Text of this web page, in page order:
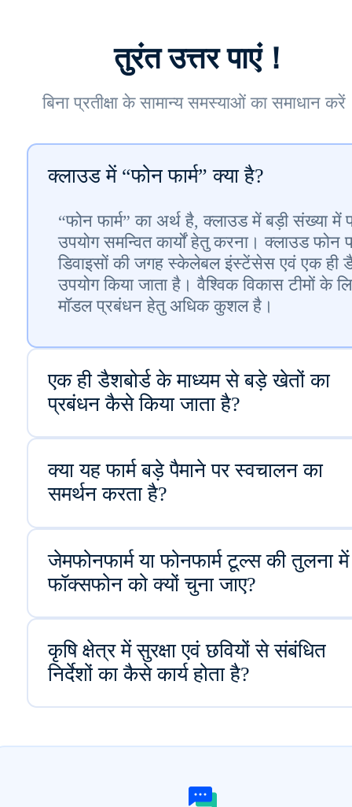
तुरंत उत्तर पाएं！
बिना प्रतीक्षा के सामान्य समस्याओं का समाधान करें
क्लाउड में “फोन फार्म” क्या है?
“फोन फार्म” का अर्थ है, क्लाउड में बड़ी संख्या में
उपयोग समन्वित कार्यों हेतु करना। क्लाउड फोन
डिवाइसों की जगह स्केलेबल इंस्टेंसेस एवं एक ही
उपयोग किया जाता है। वैश्विक विकास टीमों के
मॉडल प्रबंधन हेतु अधिक कुशल है।
एक ही डैशबोर्ड के माध्यम से बड़े खेतों का
प्रबंधन कैसे किया जाता है?
क्या यह फार्म बड़े पैमाने पर स्वचालन का
समर्थन करता है?
जेमफोनफार्म या फोनफार्म टूल्स की तुलना में
फॉक्सफोन को क्यों चुना जाए?
कृषि क्षेत्र में सुरक्षा एवं छवियों से संबंधित
निर्देशों का कैसे कार्य होता है?